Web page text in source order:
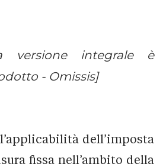
versione integrale è
- Omissis]
dell’imposta
fissa nell’ambito della